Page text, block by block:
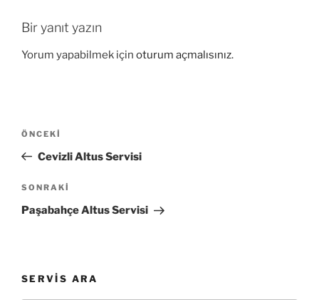
Bir yanıt yazın
Yorum yapabilmek için oturum açmalısınız.
Yazı
Önceki
Yazı
ÖNCEKI
Cevizli Altus Servisi
Sonraki
Yazı
SONRAKI
Paşabahçe Altus Servisi
SERVIS ARA